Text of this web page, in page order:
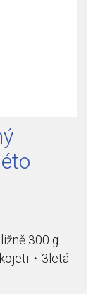
300 g
・3letá